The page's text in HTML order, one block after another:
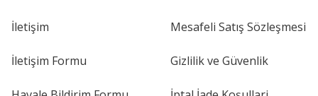
İletişim
İletişim Formu
Mesafeli Satış Sözleşmesi
Gizlilik ve Güvenlik